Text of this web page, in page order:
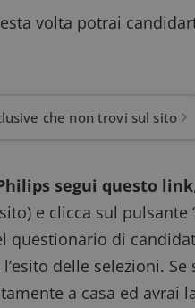
volta potrai
che non trovi sul sito
segui questo link
e clicca sul pulsante
questionario di
delle selezioni. Se
a casa ed avrai